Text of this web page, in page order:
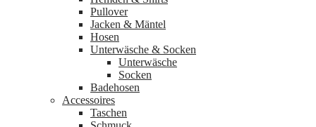
Pullover
Jacken & Mäntel
Hosen
Unterwäsche & Socken
Unterwäsche
Socken
Badehosen
Accessoires
Taschen